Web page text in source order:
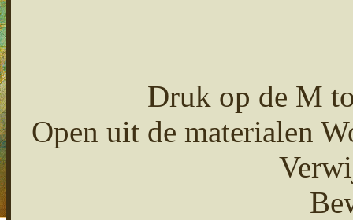
Druk op de M
Open uit de materialen